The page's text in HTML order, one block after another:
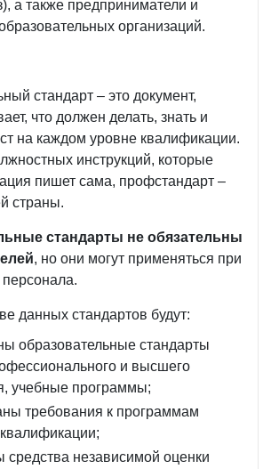
а также предприниматели и
организаций.
стандарт – это документ,
что должен делать, знать и
на каждом уровне квалификации.
инструкций, которые
пишет сама, профстандарт –
страны.
стандарты не обязательны
, но они могут применяться при
данных стандартов будут:
образовательные стандарты
и высшего
учебные программы;
требования к программам
средства независимой оценки